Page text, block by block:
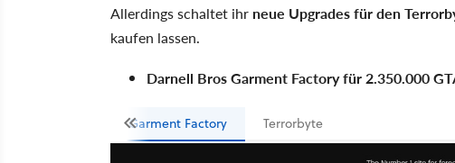
Allerdings schaltet ihr neue Upgrades für den
kaufen lassen.
Darnell Bros Garment Factory für 2.350.000
Garment Factory Terrorbyte